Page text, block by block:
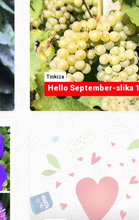
Tinkiza
Hello September-slika 1